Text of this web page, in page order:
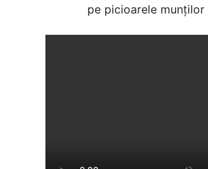
pe picioarele munţilor